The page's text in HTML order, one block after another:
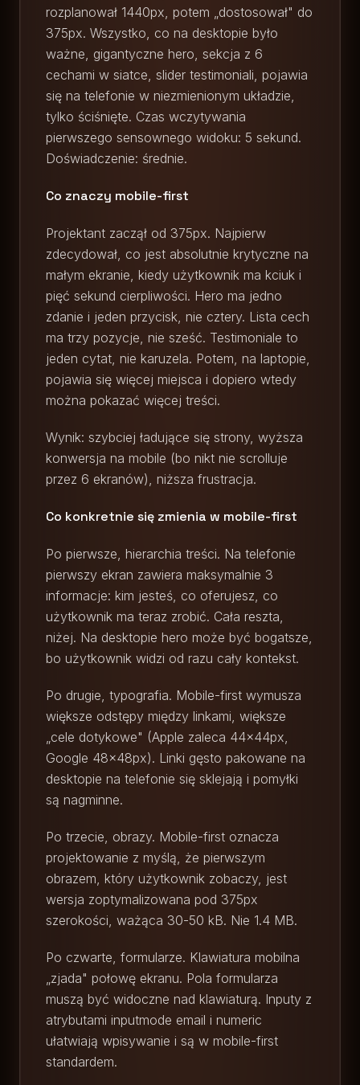
rozplanował 1440px, potem „dostosował" do
375px. Wszystko, co na desktopie było
ważne, gigantyczne hero, sekcja z 6
cechami w siatce, slider testimoniali, pojawia
się na telefonie w niezmienionym układzie,
tylko ściśnięte. Czas wczytywania
pierwszego sensownego widoku: 5 sekund.
Doświadczenie: średnie.
Co znaczy mobile-first
Projektant zaczął od 375px. Najpierw
zdecydował, co jest absolutnie krytyczne na
małym ekranie, kiedy użytkownik ma kciuk i
pięć sekund cierpliwości. Hero ma jedno
zdanie i jeden przycisk, nie cztery. Lista cech
ma trzy pozycje, nie sześć. Testimoniale to
jeden cytat, nie karuzela. Potem, na laptopie,
pojawia się więcej miejsca i dopiero wtedy
można pokazać więcej treści.
Wynik: szybciej ładujące się strony, wyższa
konwersja na mobile (bo nikt nie scrolluje
przez 6 ekranów), niższa frustracja.
Co konkretnie się zmienia w mobile-first
Po pierwsze, hierarchia treści. Na telefonie
pierwszy ekran zawiera maksymalnie 3
informacje: kim jesteś, co oferujesz, co
użytkownik ma teraz zrobić. Cała reszta,
niżej. Na desktopie hero może być bogatsze,
bo użytkownik widzi od razu cały kontekst.
Po drugie, typografia. Mobile-first wymusza
większe odstępy między linkami, większe
„cele dotykowe" (Apple zaleca 44×44px,
Google 48×48px). Linki gęsto pakowane na
desktopie na telefonie się sklejają i pomyłki
są nagminne.
Po trzecie, obrazy. Mobile-first oznacza
projektowanie z myślą, że pierwszym
obrazem, który użytkownik zobaczy, jest
wersja zoptymalizowana pod 375px
szerokości, ważąca 30-50 kB. Nie 1.4 MB.
Po czwarte, formularze. Klawiatura mobilna
„zjada" połowę ekranu. Pola formularza
muszą być widoczne nad klawiaturą. Inputy z
atrybutami inputmode email i numeric
ułatwiają wpisywanie i są w mobile-first
standardem.